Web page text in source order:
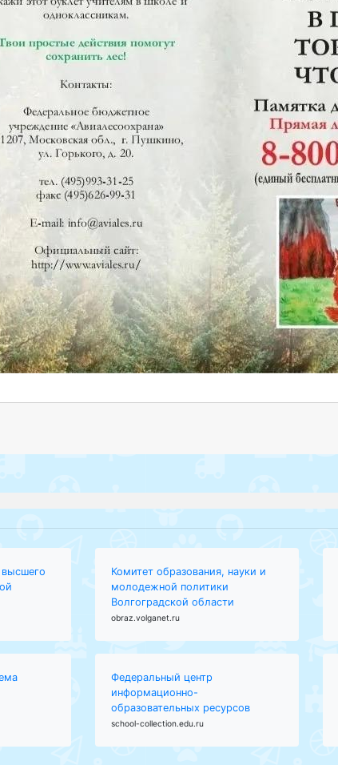
Комитет образования, науки и
молодежной политики
Волгоградской области
obraz.volganet.ru
Федеральный центр
информационно-
образовательных ресурсов
school-collection.edu.ru